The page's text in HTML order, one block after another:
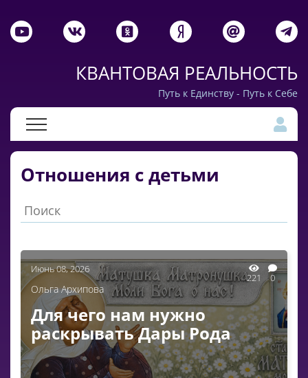
КВАНТОВАЯ РЕАЛЬНОСТЬ
Путь к Единству - Путь к Себе
Отношения с детьми
Июнь 08, 2026
221 0
Ольга Архипова
Для чего нам нужно
раскрывать Дары Рода